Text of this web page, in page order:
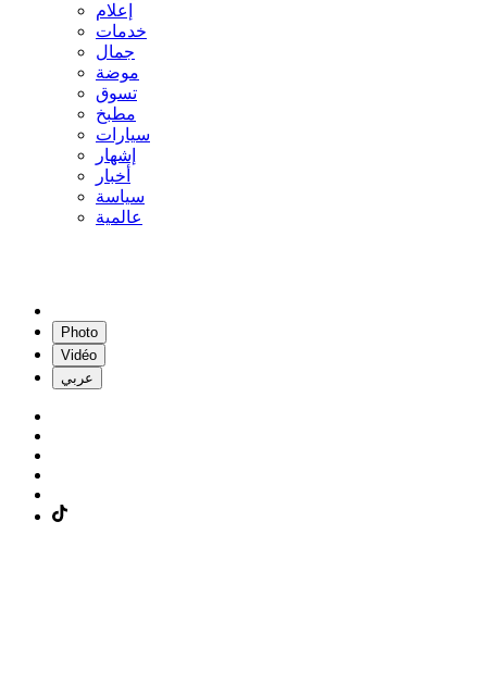
إعلام
خدمات
جمال
موضة
تسوق
مطبخ
سيارات
إشهار
أخبار
سياسة
عالمية
Photo
Vidéo
عربي